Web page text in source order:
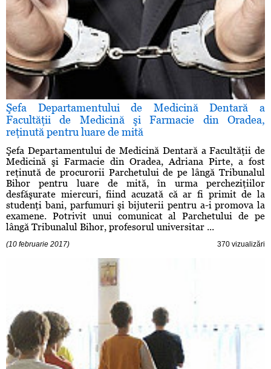
Şefa Departamentului de Medicină Dentară a
Facultăţii de Medicină şi Farmacie din Oradea,
reţinută pentru luare de mită
Şefa Departamentului de Medicină Dentară a Facultăţii de
Medicină şi Farmacie din Oradea, Adriana Pirte, a fost
reţinută de procurorii Parchetului de pe lângă Tribunalul
Bihor pentru luare de mită, în urma percheziţiilor
desfăşurate miercuri, fiind acuzată că ar fi primit de la
studenţi bani, parfumuri şi bijuterii pentru a-i promova la
examene. Potrivit unui comunicat al Parchetului de pe
lângă Tribunalul Bihor, profesorul universitar ...
(10 februarie 2017) 370 vizualizări